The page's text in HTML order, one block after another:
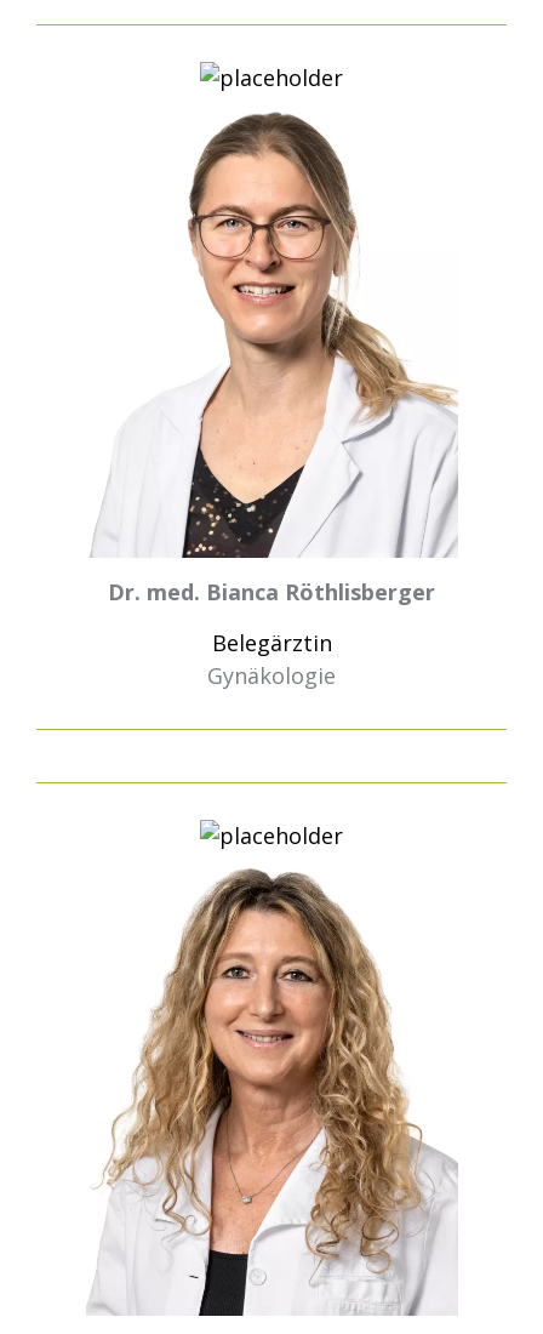
Dr. med. Bianca Röthlisberger
Belegärztin
Gynäkologie